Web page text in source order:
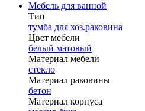
Мебель для ванной
Тип
тумба для хоз.раковина
Цвет мебели
белый матовый
Материал мебели
стекло
Материал раковины
бетон
Материал корпуса